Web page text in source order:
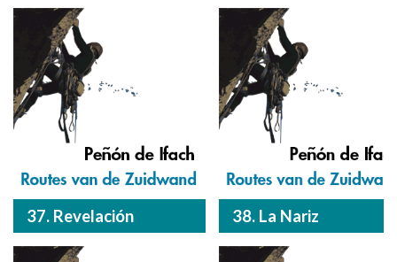
37. Revelación 38. La Nariz